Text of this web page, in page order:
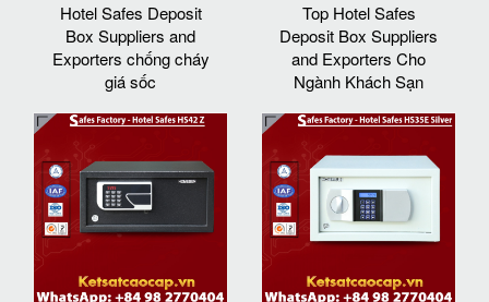
Hotel Safes Deposit
Box Suppliers and
Exporters chống cháy
giá sốc
Top Hotel Safes
Deposit Box Suppliers
and Exporters Cho
Ngành Khách Sạn